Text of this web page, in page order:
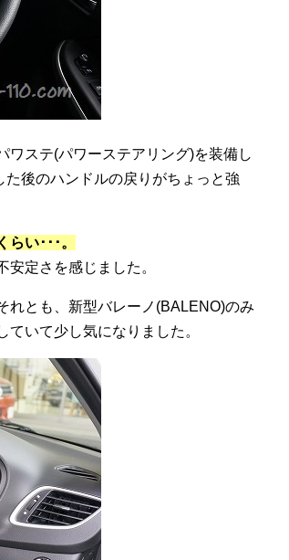
ワステ(パワーステアリング)を装備し
後のハンドルの戻りがちょっと強
い･･･。
定さを感じました。
れとも、新型バレーノ(BALENO)のみ
いて少し気になりました。